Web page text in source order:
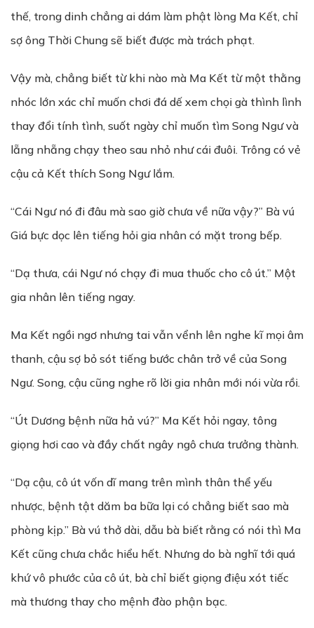
thế, trong dinh chẳng ai dám làm phật lòng Ma Kết, chỉ
sợ ông Thời Chung sẽ biết được mà trách phạt.
Vậy mà, chẳng biết từ khi nào mà Ma Kết từ một thằng
nhóc lớn xác chỉ muốn chơi đá dế xem chọi gà thình lình
thay đổi tính tình, suốt ngày chỉ muốn tìm Song Ngư và
lẵng nhẵng chạy theo sau nhỏ như cái đuôi. Trông có vẻ
cậu cả Kết thích Song Ngư lắm.
“Cái Ngư nó đi đâu mà sao giờ chưa về nữa vậy?” Bà vú
Giá bực dọc lên tiếng hỏi gia nhân có mặt trong bếp.
“Dạ thưa, cái Ngư nó chạy đi mua thuốc cho cô út.” Một
gia nhân lên tiếng ngay.
Ma Kết ngồi ngơ nhưng tai vẫn vểnh lên nghe kĩ mọi âm
thanh, cậu sợ bỏ sót tiếng bước chân trở về của Song
Ngư. Song, cậu cũng nghe rõ lời gia nhân mới nói vừa rồi.
“Út Dương bệnh nữa hả vú?” Ma Kết hỏi ngay, tông
giọng hơi cao và đầy chất ngây ngô chưa trưởng thành.
“Dạ cậu, cô út vốn dĩ mang trên mình thân thể yếu
nhược, bệnh tật dăm ba bữa lại có chẳng biết sao mà
phòng kịp.” Bà vú thở dài, dẫu bà biết rằng có nói thì Ma
Kết cũng chưa chắc hiểu hết. Nhưng do bà nghĩ tới quá
khứ vô phước của cô út, bà chỉ biết giọng điệu xót tiếc
mà thương thay cho mệnh đào phận bạc.